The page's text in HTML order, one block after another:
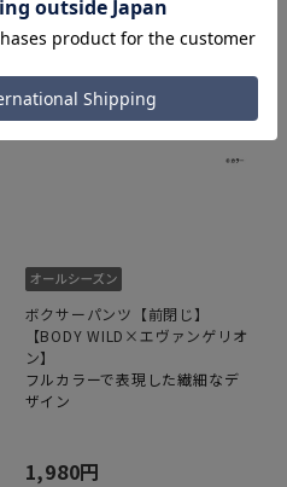
ボクサーパンツ【前閉じ】
【BODY WILD×エヴァンゲリオ
ン】
フルカラーで表現した繊細なデ
ザイン
1,980円